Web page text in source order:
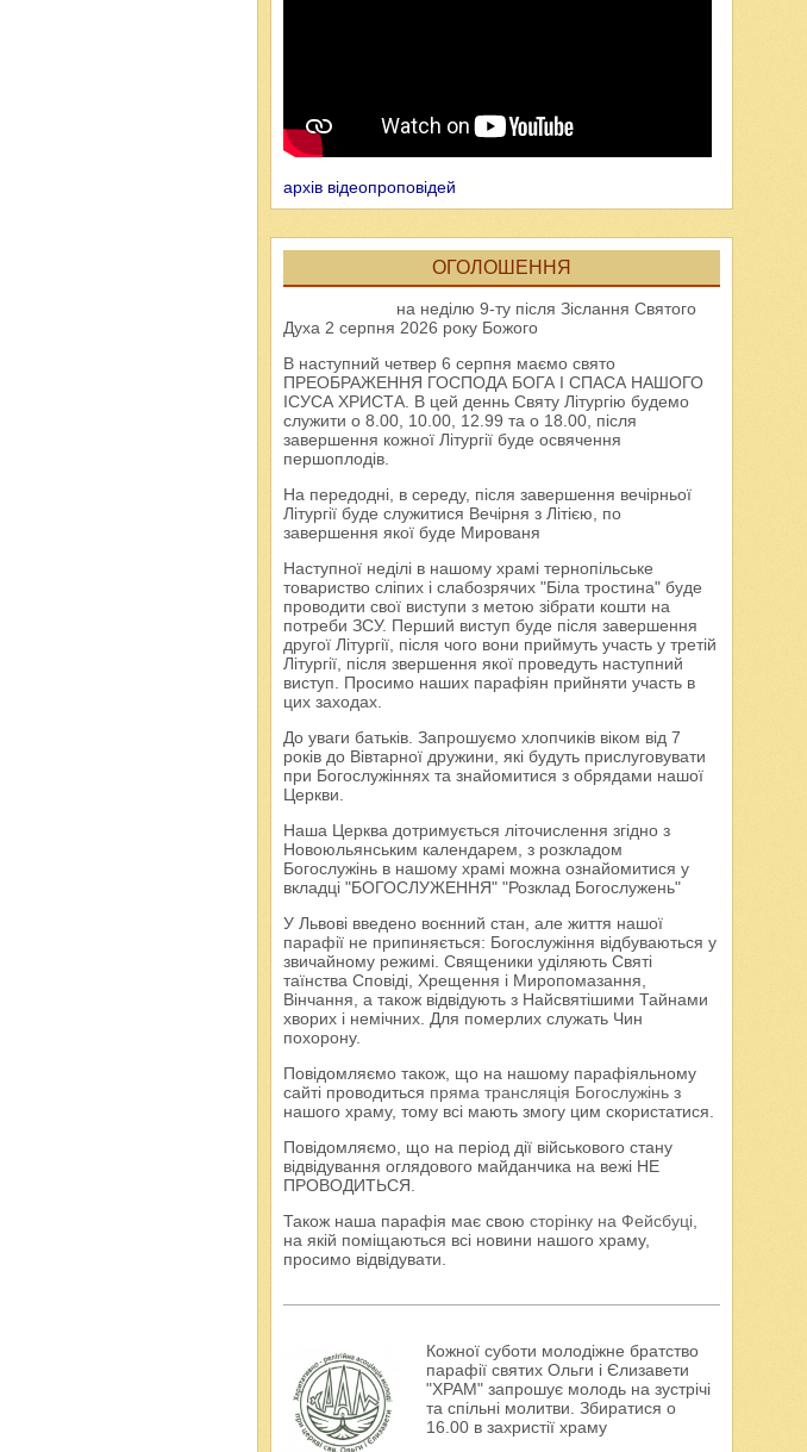
архів відеопроповідей
ОГОЛОШЕННЯ
на неділю 9-ту після Зіслання Святого
Духа 2 серпня 2026 року Божого
В наступний четвер 6 серпня маємо свято
ПРЕОБРАЖЕННЯ ГОСПОДА БОГА І СПАСА НАШОГО
ІСУСА ХРИСТА. В цей деннь Святу Літургію будемо
служити о 8.00, 10.00, 12.99 та о 18.00, після
завершення кожної Літургії буде освячення
першоплодів.
На передодні, в середу, після завершення вечірньої
Літургії буде служитися Вечірня з Літією, по
завершення якої буде Мированя
Наступної неділі в нашому храмі тернопільське
товариство сліпих і слабозрячих "Біла тростина" буде
проводити свої виступи з метою зібрати кошти на
потреби ЗСУ. Перший виступ буде після завершення
другої Літургії, після чого вони приймуть участь у третій
Літургії, після звершення якої проведуть наступний
виступ. Просимо наших парафіян прийняти участь в
цих заходах.
До уваги батьків. Запрошуємо хлопчиків віком від 7
років до Вівтарної дружини, які будуть прислуговувати
при Богослужіннях та знайомитися з обрядами нашої
Церкви.
Наша Церква дотримується літочислення згідно з
Новоюльянським календарем, з розкладом
Богослужінь в нашому храмі можна ознайомитися у
вкладці "БОГОСЛУЖЕННЯ" "Розклад Богослужень"
У Львові введено воєнний стан, але життя нашої
парафії не припиняється: Богослужіння відбуваються у
звичайному режимі. Священики уділяють Святі
таїнства Сповіді, Хрещення і Миропомазання,
Вінчання, а також відвідують з Найсвятішими Тайнами
хворих і немічних. Для померлих служать Чин
похорону.
Повідомляємо також, що на нашому парафіяльному
сайті проводиться пряма трансляція Богослужіньз
нашого храму, тому всі мають змогу цим скористатися.
Повідомляємо, що на період дії військового стану
відвідування оглядового майданчика на вежі НЕ
ПРОВОДИТЬСЯ.
Також наша парафія має свою сторінку на Фейсбуці,
на якій поміщаються всі новини нашого храму,
просимо відвідувати.
Кожної суботи молодіжне братство
парафії святих Ольги і Єлизавети
"ХРАМ" запрошує молодь на зустрічі
та спільні молитви. Збиратися о
16.00 в захристії храму